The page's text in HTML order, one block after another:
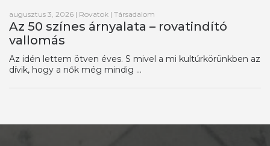
augusztus 3, 2026 | Rovatok | Társadalom
Az 50 színes árnyalata – rovatindító
vallomás
Az idén lettem ötven éves. S mivel a mi kultúrkörünkben az
dívik, hogy a nők még mindig ...